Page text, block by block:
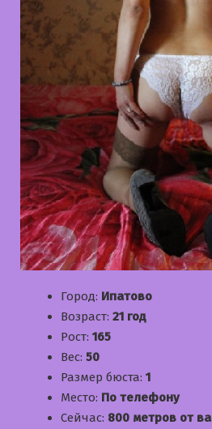
Город: Ипатово
Возраст: 21 год
Рост: 165
Вес: 50
Размер бюста: 1
Место: По телефону
Сейчас: 800 метров от